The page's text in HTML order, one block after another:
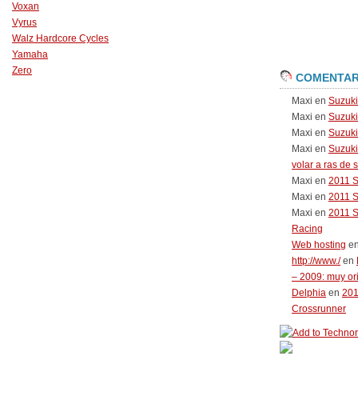
Voxan
Vyrus
Walz Hardcore Cycles
Yamaha
Zero
Maxi en
Maxi en
Maxi en
Maxi en
volar a ras de
Maxi en 2011
Maxi en 2011
Maxi en 2011
Racing
Web hosting
http://www./en
– 2009: muy
Delphia en
Crossrunner